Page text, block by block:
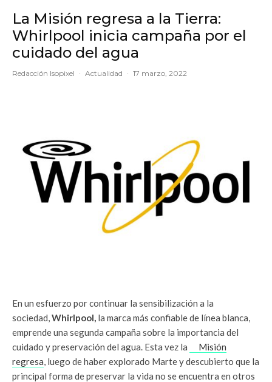
La Misión regresa a la Tierra:
Whirlpool inicia campaña por el
cuidado del agua
Redacción Isopixel · Actualidad · 17 marzo, 2022
En un esfuerzo por continuar la sensibilización a la
sociedad,Whirlpool, la marca más confiable de línea blanca,
emprende una segunda campaña sobre la importancia del
cuidado y preservación del agua. Esta vez la
Misión
regresa, luego de haber explorado Marte y descubierto que la
principal forma de preservar la vida no se encuentra en otros